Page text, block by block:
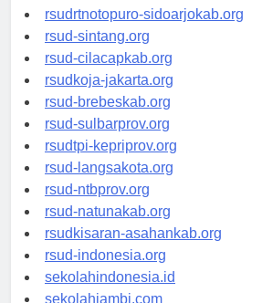
rsudksa-depok.org
rsudrtnotopuro-sidoarjokab.org
rsud-sintang.org
rsud-cilacapkab.org
rsudkoja-jakarta.org
rsud-brebeskab.org
rsud-sulbarprov.org
rsudtpi-kepriprov.org
rsud-langsakota.org
rsud-ntbprov.org
rsud-natunakab.org
rsudkisaran-asahankab.org
rsud-indonesia.org
sekolahindonesia.id